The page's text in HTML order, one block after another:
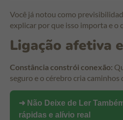
Você já notou como
explicar por que isso importa e o
Ligação afetiva
Constância constrói conexão:
seguro e o cérebro cria caminhos
➜ Não Deixe de Ler
rápidas e alívio real